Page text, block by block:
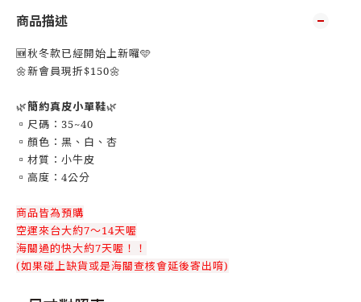
商品描述
🆕秋冬款已經開始上新囉🩵
🌼新會員現折$150🌼
🌿簡約真皮小單鞋🌿
▫️尺碼：35~40
▫️顏色：黑、白、杏
▫️材質：小牛皮
▫️高度：4公分
商品皆為預購
空運來台大約7～14天喔
海關過的快大約7天喔！！
(如果碰上缺貨或是海關查核會延後寄出唷)